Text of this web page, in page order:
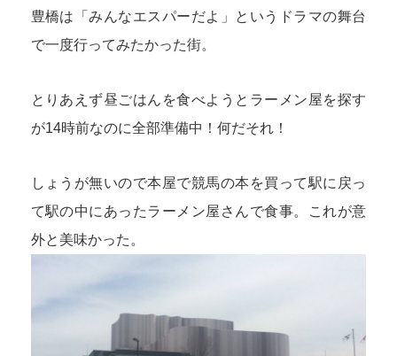
豊橋は「みんなエスパーだよ」というドラマの舞台
で一度行ってみたかった街。
とりあえず昼ごはんを食べようとラーメン屋を探す
が14時前なのに全部準備中！ 何だそれ！
しょうが無いので本屋で競馬の本を買って駅に戻っ
て駅の中にあったラーメン屋さんで食事。これが意
外と美味かった。